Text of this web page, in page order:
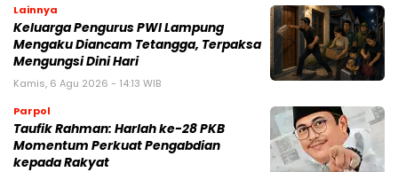
Lainnya
Keluarga Pengurus PWI Lampung
Mengaku Diancam Tetangga, Terpaksa
Mengungsi Dini Hari
Kamis, 6 Agu 2026 - 14:13 WIB
Parpol
Taufik Rahman: Harlah ke-28 PKB
Momentum Perkuat Pengabdian
kepada Rakyat